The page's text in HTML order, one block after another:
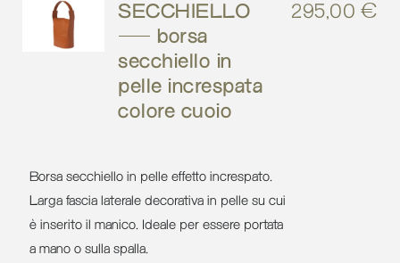
SECCHIELLO
– borsa
secchiello in
pelle increspata
colore cuoio
295,00€
Borsa secchiello in pelle effetto increspato.
Larga fascia laterale decorativa in pelle su cui
è inserito il manico. Ideale per essere portata
a mano o sulla spalla.